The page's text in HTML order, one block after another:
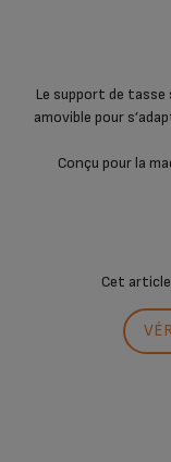
Le support de
amovible pour
Conçu pour la
Cet